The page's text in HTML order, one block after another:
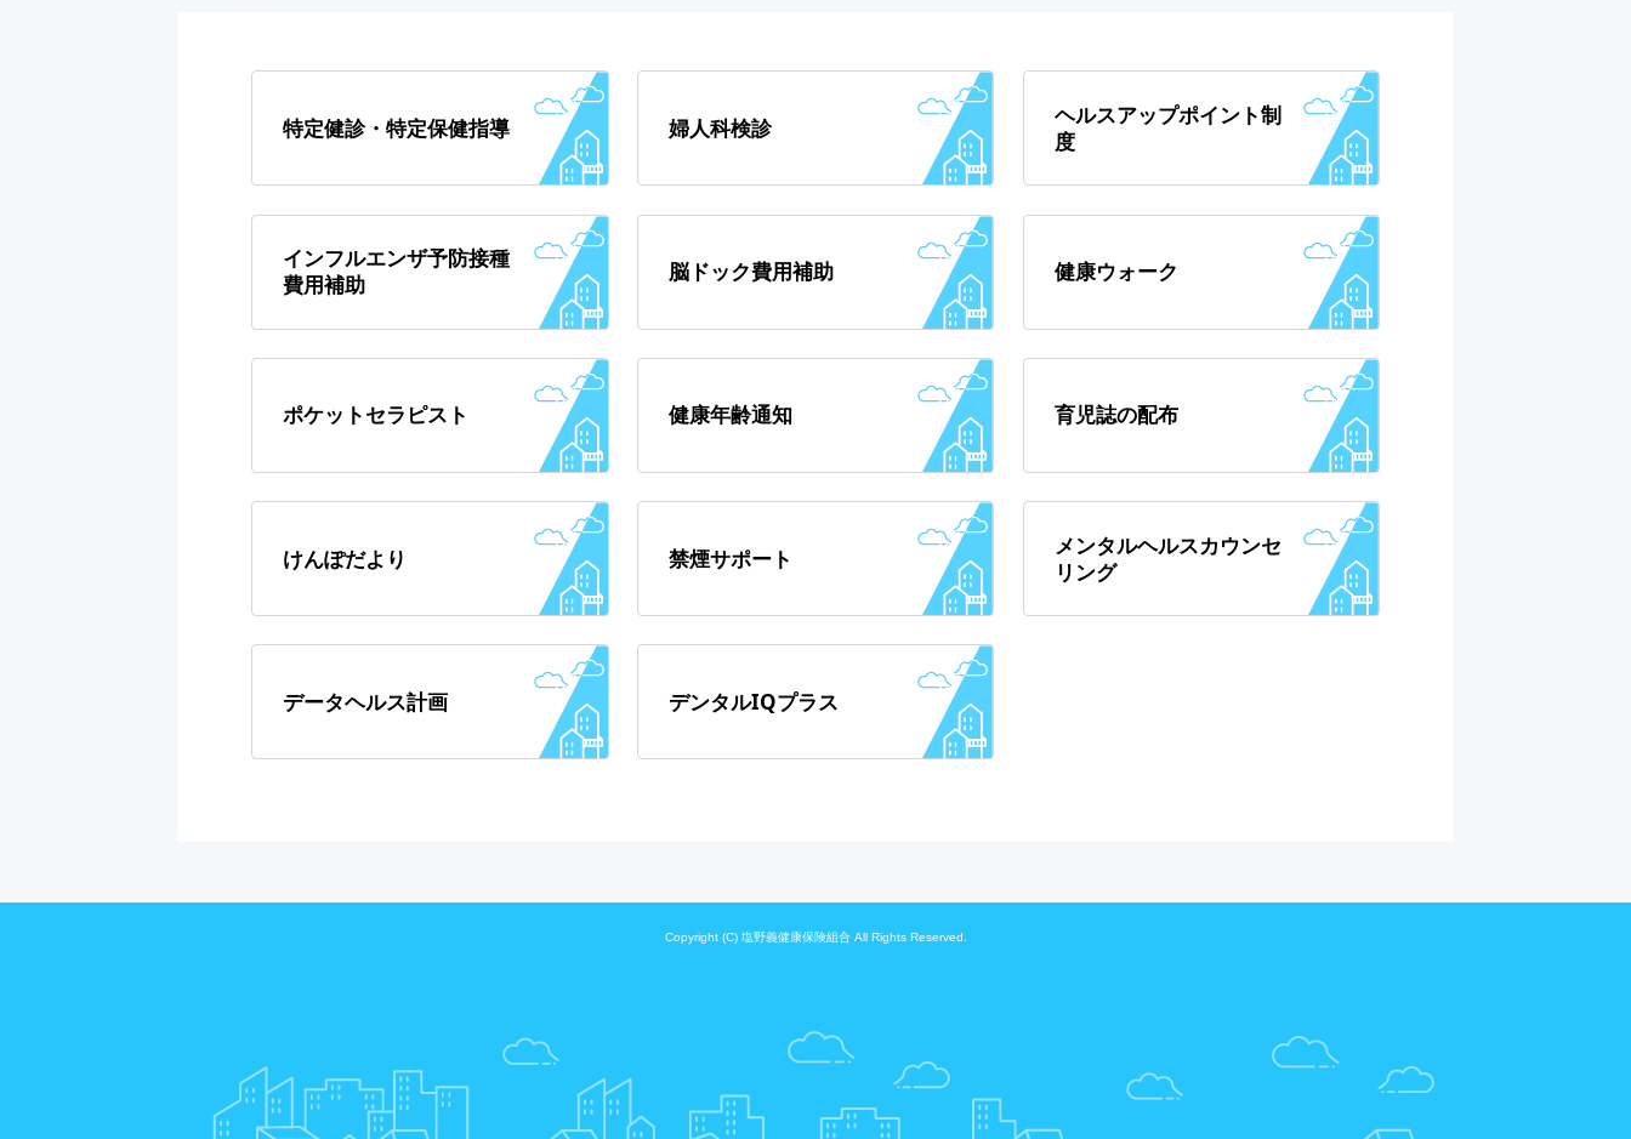
特定健診・特定保健指導 婦人科検診
ヘルスアップポイント制
度
インフルエンザ予防接種
費用補助
脳ドック費用補助 健康ウォーク
ポケットセラピスト 健康年齢通知 育児誌の配布
けんぽだより 禁煙サポート
メンタルヘルスカウンセ
リング
データヘルス計画 デンタルIQプラス
Copyright (C) 塩野義健康保険組合 All Rights Reserved.